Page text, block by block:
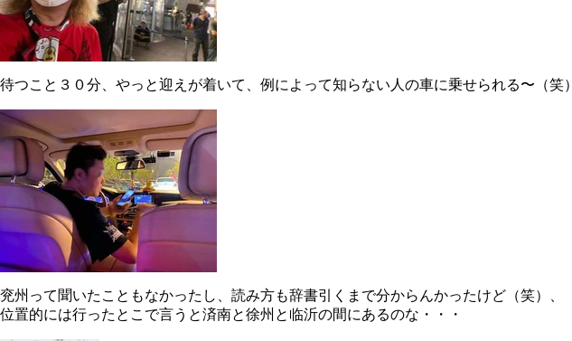
待つこと３０分、やっと迎えが着いて、例によって知らない人の車に乗せられる〜（笑）
兖州って聞いたこともなかったし、読み方も辞書引くまで分からんかったけど（笑）、
位置的には行ったとこで言うと済南と徐州と临沂の間にあるのな・・・